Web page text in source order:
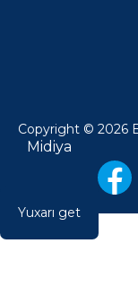
Copyright © 2026
Midiya
Yuxarı get